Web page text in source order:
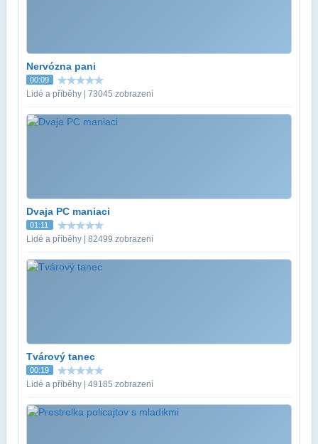
Nervózna pani
00:09
Lidé a příběhy | 73045 zobrazení
Dvaja PC maniaci
01:11
Lidé a příběhy | 82499 zobrazení
Tvárový tanec
00:19
Lidé a příběhy | 49185 zobrazení